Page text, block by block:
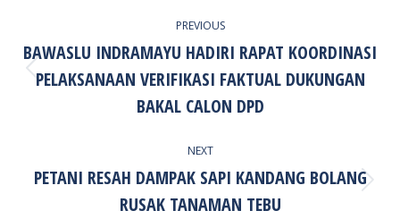
PREVIOUS
Previous
post:
BAWASLU INDRAMAYU HADIRI RAPAT KOORDINASI
PELAKSANAAN VERIFIKASI FAKTUAL DUKUNGAN
BAKAL CALON DPD
NEXT
Next
post:
PETANI RESAH DAMPAK SAPI KANDANG BOLANG
RUSAK TANAMAN TEBU